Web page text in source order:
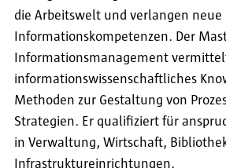
die Arbeitswelt und verlangen neue
Informationskompetenzen. Der
Informationsmanagement
informationswissenschaftliches
Methoden zur Gestaltung von
Strategien. Er qualifiziert für
in Verwaltung, Wirtschaft,
Infrastruktureinrichtungen.